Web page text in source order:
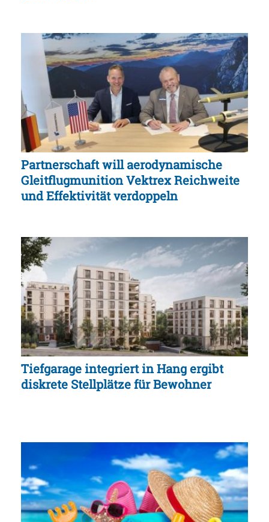
Partnerschaft will aerodynamische
Gleitflugmunition Vektrex Reichweite
und Effektivität verdoppeln
Tiefgarage integriert in Hang ergibt
diskrete Stellplätze für Bewohner